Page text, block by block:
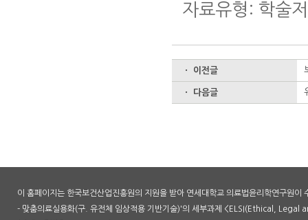
자료유형: 학술
ㆍ 이전글
ㆍ 다음글
이 홈페이지는 한국보건산업진흥원의 지원을 받아 연세대학교 의료법윤리학연구원이
- 맞춤의료실용화(구. 유전체 임상적용 기반기술)'의 세부과제 <ELSI(Ethical,